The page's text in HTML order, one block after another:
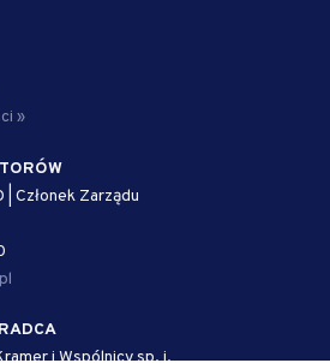
»
Członek Zarządu
i Wspólnicy sp. j.